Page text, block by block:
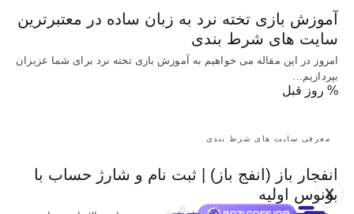
X
آموزش بازی تخته نرد به زبان ساده در معتبرترین
سایت های شرط بندی
امروز در این مقاله می خواهیم به آموزش بازی تخته نرد برای شما عزیزان
بپردازیم…
% روز قبل
معرفی سایت های شرط بندی
انفجار باز (انفج باز) | ثبت نام و شارژ حساب با
بونوس اولیه